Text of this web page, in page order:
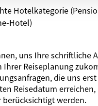
Hotelkategorie
Hotel)
uns Ihre schriftliche
Ihrer Reiseplanung
die uns
Reisedatum
werden.